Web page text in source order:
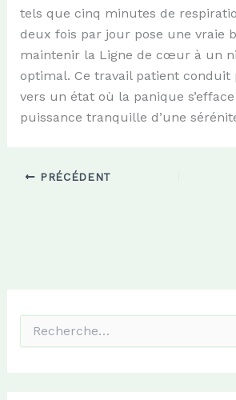
tels que cinq minutes de
deux fois par jour pose une vraie
maintenir la Ligne de cœur à un
optimal. Ce travail patient conduit
vers un état où la panique
puissance tranquille d’une
PRÉCÉDENT